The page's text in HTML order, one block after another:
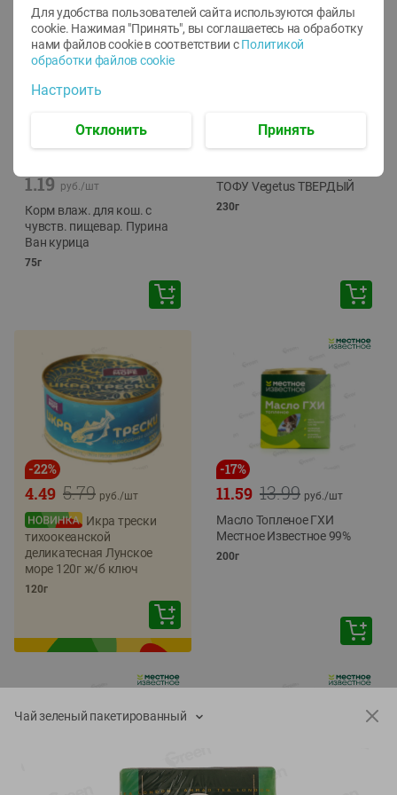
1.19 руб./шт
Корм влаж. для кош. с
чувств. пищевар. Пурина
Ван курица
75г
ТОФУ Vegetus ТВЕРДЫЙ
230г
-22%
5.79
4.49 руб./шт
Икра трески
тихоокеанской
деликатесная Лунское
море 120г ж/б ключ
120г
-17%
13.99
11.59 руб./шт
Масло Топленое ГХИ
Местное Известное 99%
200г
Чай зеленый пакетированный
Для удобства пользователей сайта используются файлы
cookie. Нажимая "Принять", вы соглашаетесь на обработку
нами файлов cookie в соответствии с Политикой
обработки файлов cookie
Настроить
Отклонить Принять